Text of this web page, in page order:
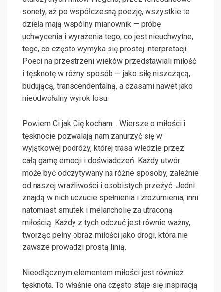
sonety, aż po współczesną poezję, wszystkie te
dzieła mają wspólny mianownik — próbę
uchwycenia i wyrażenia tego, co jest nieuchwytne,
tego, co często wymyka się prostej interpretacji.
Poeci na przestrzeni wieków przedstawiali miłość
i tęsknotę w różny sposób — jako siłę niszczącą,
budującą, transcendentalną, a czasami nawet jako
nieodwołalny wyrok losu.
Powiem Ci jak Cię kocham… Wiersze o miłości i
tęsknocie pozwalają nam zanurzyć się w
wyjątkowej podróży, której trasa wiedzie przez
całą gamę emocji i doświadczeń. Każdy utwór
może być odczytywany na różne sposoby, zależnie
od naszej wrażliwości i osobistych przeżyć. Jedni
znajdą w nich uczucie spełnienia i zrozumienia, inni
natomiast smutek i melancholię za utraconą
miłością. Każdy z tych odczuć jest równie ważny,
tworząc pełny obraz miłości jako drogi, która nie
zawsze prowadzi prostą linią.
Nieodłącznym elementem miłości jest również
tęsknota. To właśnie ona często staje się inspiracją